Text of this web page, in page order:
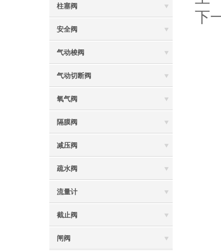
柱塞阀
安全阀
气动梭阀
气动切断阀
氧气阀
隔膜阀
减压阀
疏水阀
流量计
截止阀
闸阀
下